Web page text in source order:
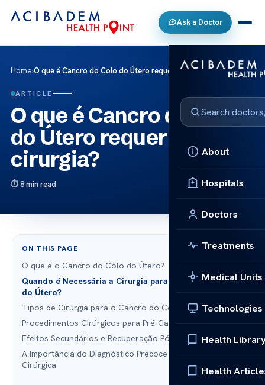
Ask a Doctor
About
Hospitals
Doctors
Treatments
Medical Units
Technologies
Health
Health
Home›O que é Cancro do Colo do Útero requer cirurgia?
ARTICLE
O que é Cancro do Colo
do Útero requer
cirurgia?
8 min read
ON THIS PAGE
O que é o Cancro do Colo do Útero?
Quando é Necessária a Cirurgia para o Cancro do Colo
do Útero?
Tipos de Cirurgia para o Cancro do Colo do Útero
Procedimentos Cirúrgicos para Pré-Cancros
Efeitos Secundários e Recuperação Pós-Cirurgia
A Importância do Diagnóstico Precoce e Intervenção
Cirúrgica